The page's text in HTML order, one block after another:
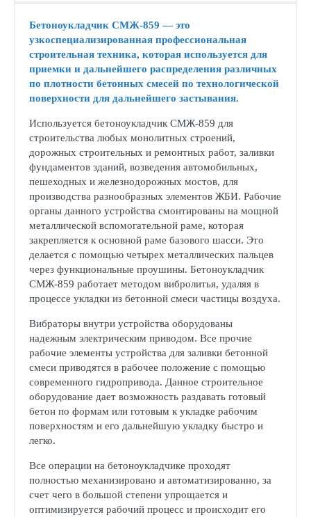
Бетоноукладчик СМЖ-859 — это
узкоспециализированная профессиональная
строительная техника, которая используется для
приемки и дальнейшего распределения различных
по плотности бетонных смесей по технологической
поверхности для дальнейшего застывания.
Используется бетоноукладчик СМЖ-859 для
строительства любых монолитных строений,
дорожных строительных и ремонтных работ, заливки
фундаментов зданий, возведения автомобильных,
пешеходных и железнодорожных мостов, для
производства разнообразных элементов ЖБИ. Рабочие
органы данного устройства смонтированы на мощной
металлической вспомогательной раме, которая
закрепляется к основной раме базового шасси. Это
делается с помощью четырех металлических пальцев
через функциональные проушины. Бетоноукладчик
СМЖ-859 работает методом вибролитья, удаляя в
процессе укладки из бетонной смеси частицы воздуха.
Вибраторы внутри устройства оборудованы
надежным электрическим приводом. Все прочие
рабочие элементы устройства для заливки бетонной
смеси приводятся в рабочее положение с помощью
современного гидропривода. Данное строительное
оборудование дает возможность раздавать готовый
бетон по формам или готовым к укладке рабочим
поверхностям и его дальнейшую укладку быстро и
легко.
Все операции на бетоноукладчике проходят
полностью механизировано и автоматизированно, за
счет чего в большой степени упрощается и
оптимизируется рабочий процесс и происходит его